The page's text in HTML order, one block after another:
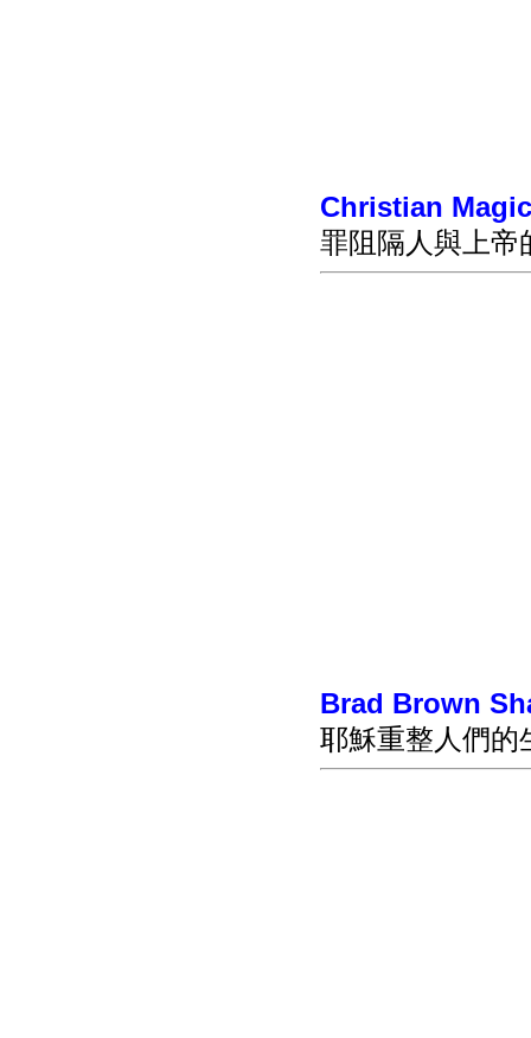
Christian
罪阻隔人與上帝
Brad Brown
耶穌重整人們的